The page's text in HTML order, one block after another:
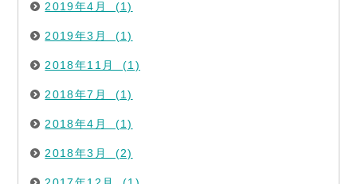
2019年4月 (1)
2019年3月 (1)
2018年11月 (1)
2018年7月 (1)
2018年4月 (1)
2018年3月 (2)